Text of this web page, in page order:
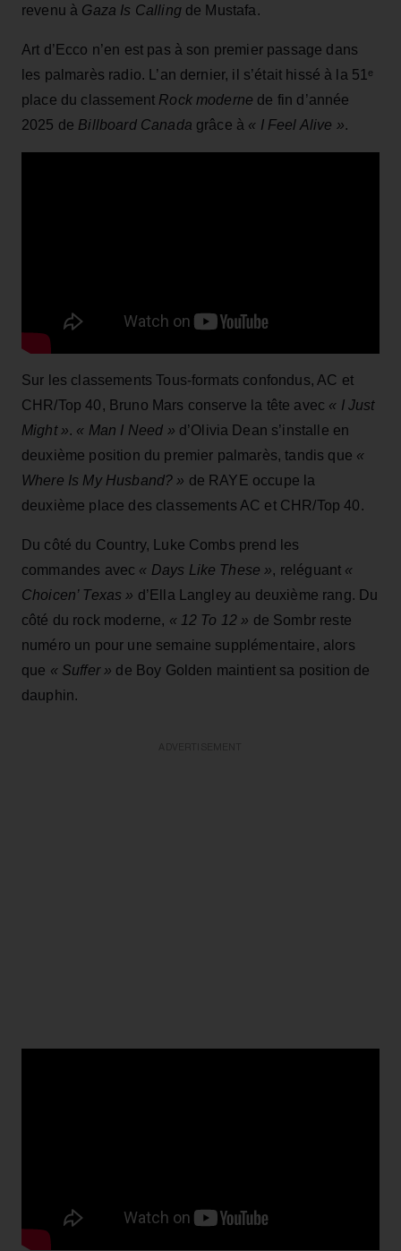
revenu à Gaza Is Callingde Mustafa.
Art d’Ecco n’en est pas à son premier passage dans
les palmarès radio. L’an dernier, il s’était hissé à la 51ᵉ
place du classement Rock moderne de fin d’année
2025 de Billboard Canada grâce à « I Feel Alive ».
Sur les classements Tous‑formats confondus, AC et
CHR/Top 40, Bruno Mars conserve la tête avec « I Just
Might ». « Man I Need » d’Olivia Dean s’installe en
deuxième position du premier palmarès, tandis que «
Where Is My Husband? » de RAYE occupe la
deuxième place des classements AC et CHR/Top 40.
Du côté du Country, Luke Combs prend les
commandes avec « Days Like These », reléguant «
Choicen’ Texas » d’Ella Langley au deuxième rang. Du
côté du rock moderne, « 12 To 12 » de Sombr reste
numéro un pour une semaine supplémentaire, alors
que « Suffer » de Boy Golden maintient sa position de
dauphin.